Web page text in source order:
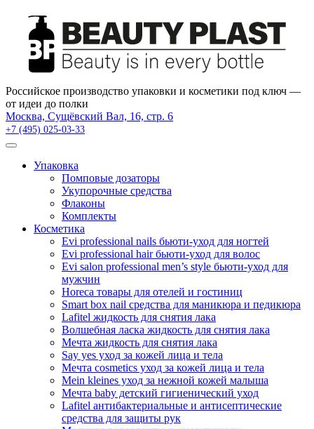
Российское производство упаковки и косметики под ключ —
от идеи до полки
Москва, Сущёвский Вал, 16, стр. 6
+7 (495) 025-03-33
Упаковка
Помповые дозаторы
Укупорочные средства
Флаконы
Комплекты
Косметика
Evi professional nails бьюти-уход для ногтей
Evi professional hair бьюти-уход для волос
Evi salon professional men’s style бьюти-уход для
мужчин
Horeca товары для отелей и гостиниц
Smart box nail средства для маникюра и педикюра
Lafitel жидкость для снятия лака
Волшебная ласка жидкость для снятия лака
Мечта жидкость для снятия лака
Say yes уход за кожей лица и тела
Мечта cosmetics уход за кожей лица и тела
Mein kleines уход за нежной кожей малыша
Мечта baby детский гигиенический уход
Lafitel антибактериальные и антисептические
средства для защиты рук